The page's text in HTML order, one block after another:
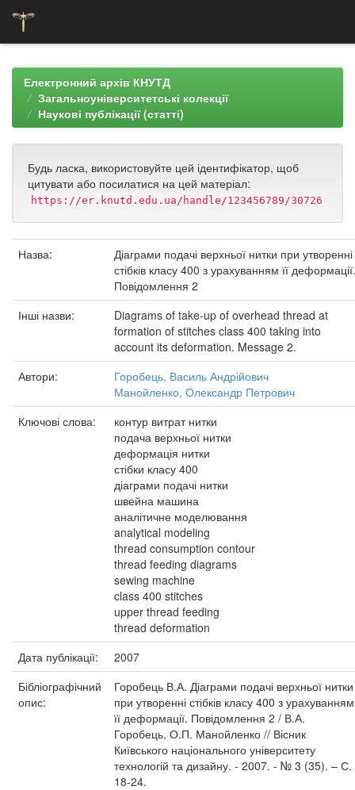
navigationЕлектронний архів КНУТД
Загальноуніверситетські колекції
Наукові публікації (статті)
Будь ласка, використовуйте цей ідентифікатор, щоб
цитувати або посилатися на цей матеріал:
https://er.knutd.edu.ua/handle/123456789/30726
Назва:
Діаграми подачі верхньої нитки при утворенні
стібків класу 400 з урахуванням її деформації.
Повідомлення 2
Інші назви:
Diagrams of take-up of overhead thread at
formation of stitches class 400 taking into
account its deformation. Message 2.
Автори:
Горобець, Василь Андрійович
Манойленко, Олександр Петрович
Ключові слова:
контур витрат нитки
подача верхньої нитки
деформація нитки
стібки класу 400
діаграми подачі нитки
швейна машина
аналітичне моделювання
analytical modeling
thread consumption contour
thread feeding diagrams
sewing machine
class 400 stitches
upper thread feeding
thread deformation
Дата публікації:
2007
Бібліографічний
опис:
Горобець В.А. Діаграми подачі верхньої нитки
при утворенні стібків класу 400 з урахуванням
її деформації. Повідомлення 2 / В.А.
Горобець, О.П. Манойленко // Вісник
Київського національного університету
технологій та дизайну. - 2007. - № 3 (35). – С.
18-24.